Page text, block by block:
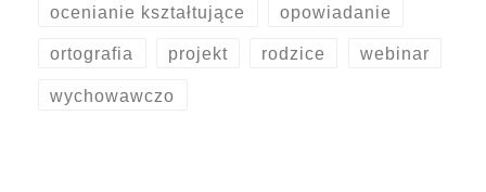
ocenianie kształtujące opowiadanie
ortografia projekt rodzice webinar
wychowawczo